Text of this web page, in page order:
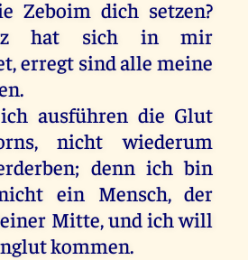
Zeboim dich setzen?
hat sich in
mir
erregt sindalle meine
ich ausführen die Glut
,nicht
wiederum
; denn ich bin
ein Mensch,der
Mitte,undichwill
kommen.